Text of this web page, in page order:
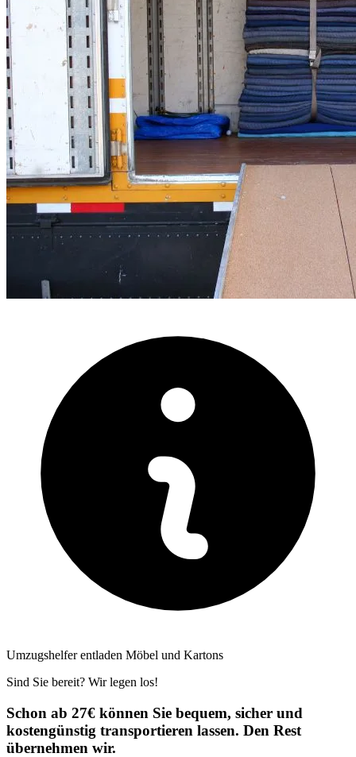
Umzugshelfer entladen Möbel und Kartons
Sind Sie bereit? Wir legen los!
Schon ab 27€ können Sie bequem, sicher und
kostengünstig transportieren lassen. Den Rest
übernehmen wir.